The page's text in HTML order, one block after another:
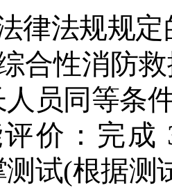
律法规规
合性消防
员同等条
价：完成
试(根据测